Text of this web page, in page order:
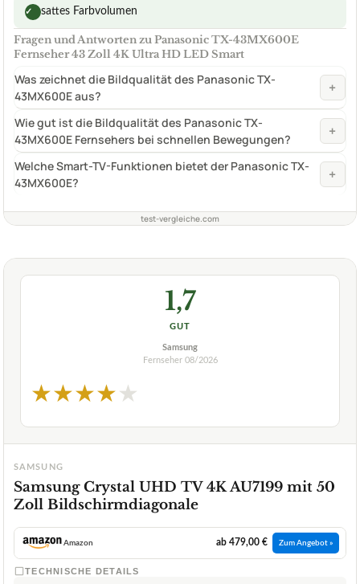
✓ sattes Farbvolumen
Fragen und Antworten zu Panasonic TX-43MX600E
Fernseher 43 Zoll 4K Ultra HD LED Smart
Was zeichnet die Bildqualität des Panasonic TX-
43MX600E aus?
+
Wie gut ist die Bildqualität des Panasonic TX-
43MX600E Fernsehers bei schnellen Bewegungen?
+
Welche Smart-TV-Funktionen bietet der Panasonic TX-
43MX600E?
+
test-vergleiche.com
1,7
GUT
Samsung
Fernseher 08/2026
★★★★★
SAMSUNG
Samsung Crystal UHD TV 4K AU7199 mit 50
Zoll Bildschirmdiagonale
Amazon ab 479,00 € Zum Angebot »
TECHNISCHE DETAILS